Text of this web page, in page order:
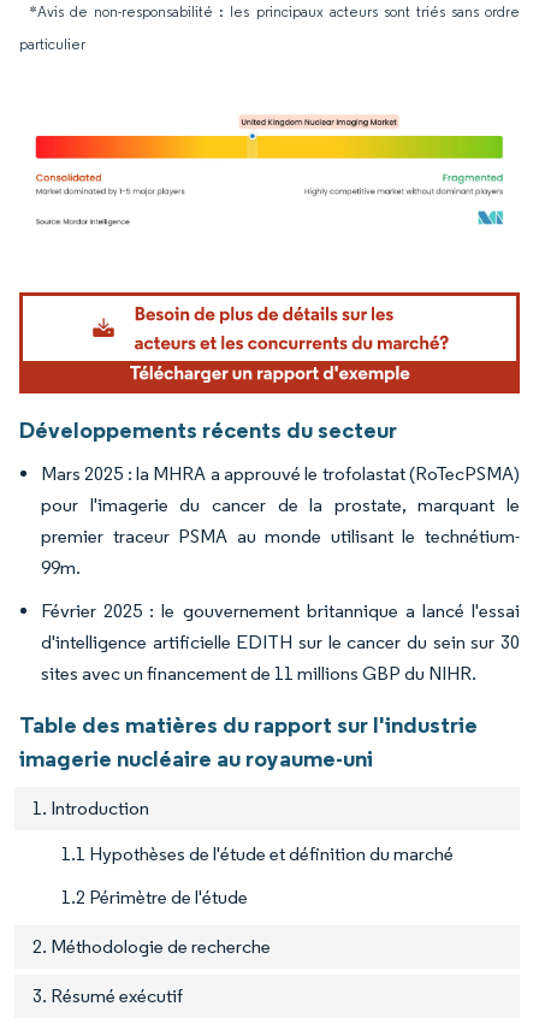
*Avis de non-responsabilité : les principaux acteurs sont triés sans ordre
particulier
Image © Mordor Intelligence. La réutilisation nécessite une attribution sous CC BY
Développements récents du secteur
Mars 2025 : la MHRA a approuvé le trofolastat (RoTecPSMA)
pour l'imagerie du cancer de la prostate, marquant le
premier traceur PSMA au monde utilisant le technétium-
99m.
Février 2025 : le gouvernement britannique a lancé l'essai
d'intelligence artificielle EDITH sur le cancer du sein sur 30
sites avec un financement de 11 millions GBP du NIHR.
Table des matières du rapport sur l'industrie
imagerie nucléaire au royaume-uni
1. Introduction
1.1 Hypothèses de l'étude et définition du marché
1.2 Périmètre de l'étude
2. Méthodologie de recherche
3. Résumé exécutif